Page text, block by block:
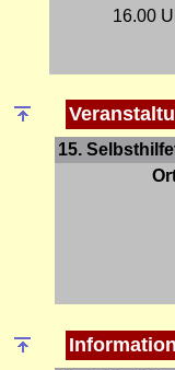
16.00
15.